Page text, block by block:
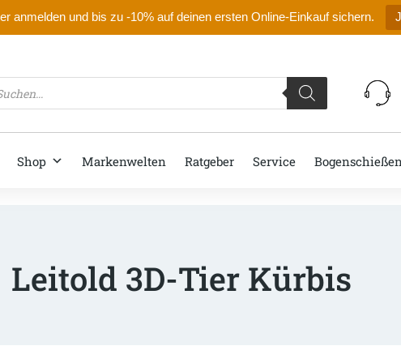
anmelden und bis zu -10% auf deinen ersten Online-Einkauf sichern.
Shop Markenwelten Ratgeber Service
Leitold 3D-Tier Kürbis